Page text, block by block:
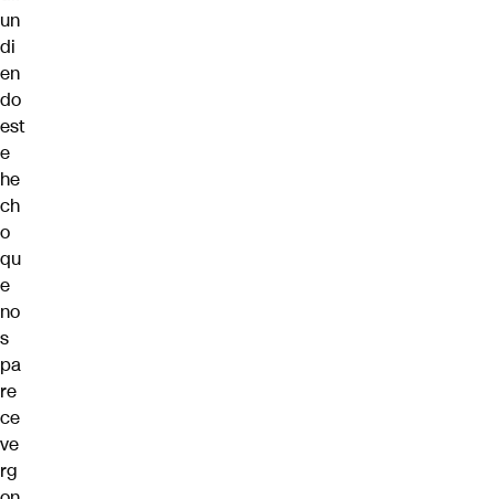
un
di
en
do
est
e
he
ch
o
qu
e
no
s
pa
re
ce
ve
rg